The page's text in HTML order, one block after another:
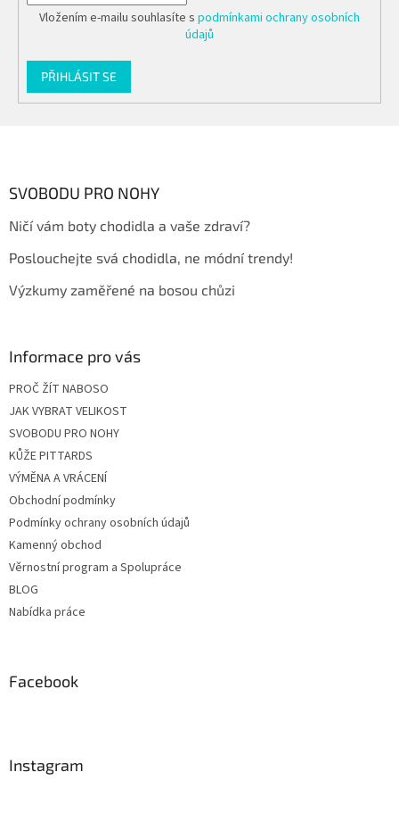
Vložením e-mailu souhlasíte s podmínkami ochrany osobních
údajů
PŘIHLÁSIT SE
SVOBODU PRO NOHY
Ničí vám boty chodidla a vaše zdraví?
Poslouchejte svá chodidla, ne módní trendy!
Výzkumy zaměřené na bosou chůzi
Informace pro vás
PROČ ŽÍT NABOSO
JAK VYBRAT VELIKOST
SVOBODU PRO NOHY
KŮŽE PITTARDS
VÝMĚNA A VRÁCENÍ
Obchodní podmínky
Podmínky ochrany osobních údajů
Kamenný obchod
Věrnostní program a Spolupráce
BLOG
Nabídka práce
Facebook
Instagram